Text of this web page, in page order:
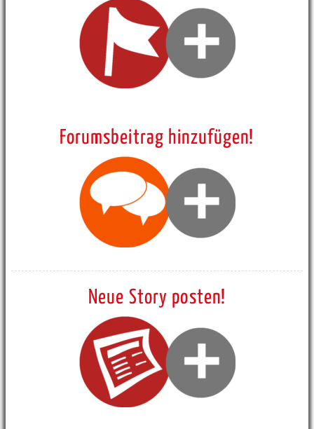
Forumsbeitrag hinzufügen!
Neue Story posten!